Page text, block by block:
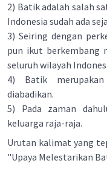
2) Batik adalah salah
Indonesia sudah ada
3) Seiring dengan
pun ikut berkembang
seluruh wilayah
4) Batik
diabadikan.
5) Pada zaman
keluarga raja-raja.
Urutan kalimat yang
"Upaya Melestarikan